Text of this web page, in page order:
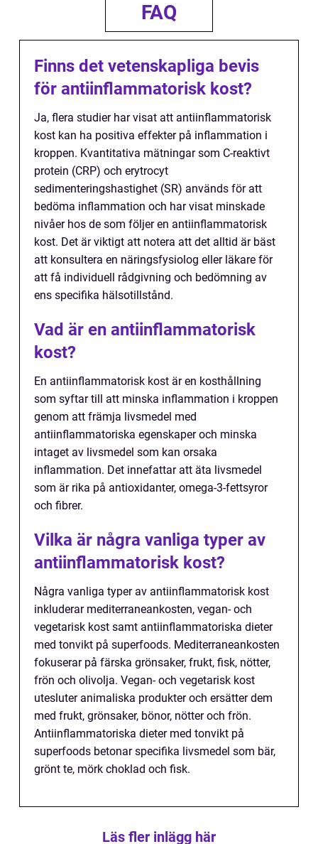
FAQ
Finns det vetenskapliga bevis
för antiinflammatorisk kost?
Ja, flera studier har visat att antiinflammatorisk
kost kan ha positiva effekter på inflammation i
kroppen. Kvantitativa mätningar som C-reaktivt
protein (CRP) och erytrocyt
sedimenteringshastighet (SR) används för att
bedöma inflammation och har visat minskade
nivåer hos de som följer en antiinflammatorisk
kost. Det är viktigt att notera att det alltid är bäst
att konsultera en näringsfysiolog eller läkare för
att få individuell rådgivning och bedömning av
ens specifika hälsotillstånd.
Vad är en antiinflammatorisk
kost?
En antiinflammatorisk kost är en kosthållning
som syftar till att minska inflammation i kroppen
genom att främja livsmedel med
antiinflammatoriska egenskaper och minska
intaget av livsmedel som kan orsaka
inflammation. Det innefattar att äta livsmedel
som är rika på antioxidanter, omega-3-fettsyror
och fibrer.
Vilka är några vanliga typer av
antiinflammatorisk kost?
Några vanliga typer av antiinflammatorisk kost
inkluderar mediterraneankosten, vegan- och
vegetarisk kost samt antiinflammatoriska dieter
med tonvikt på superfoods. Mediterraneankosten
fokuserar på färska grönsaker, frukt, fisk, nötter,
frön och olivolja. Vegan- och vegetarisk kost
utesluter animaliska produkter och ersätter dem
med frukt, grönsaker, bönor, nötter och frön.
Antiinflammatoriska dieter med tonvikt på
superfoods betonar specifika livsmedel som bär,
grönt te, mörk choklad och fisk.
Läs fler inlägg här